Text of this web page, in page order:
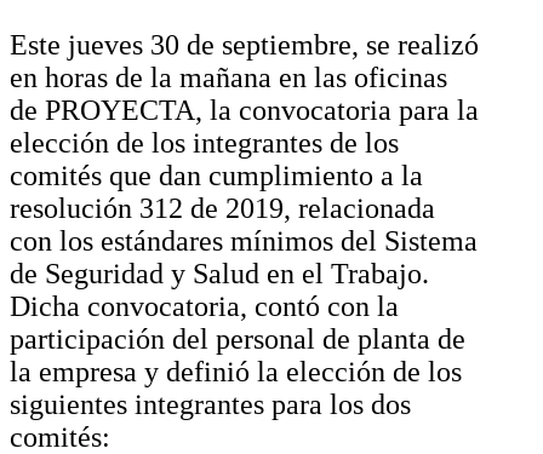
Este jueves 30 de septiembre, se realizó
en horas de la mañana en las oficinas
de PROYECTA, la convocatoria para la
elección de los integrantes de los
comités que dan cumplimiento a la
resolución 312 de 2019, relacionada
con los estándares mínimos del Sistema
de Seguridad y Salud en el Trabajo.
Dicha convocatoria, contó con la
participación del personal de planta de
la empresa y definió la elección de los
siguientes integrantes para los dos
comités: